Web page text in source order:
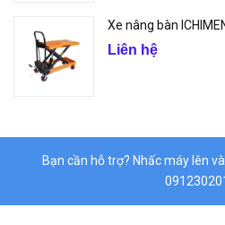
Xe nâng bàn
Liên hệ
Bạn cần hỗ trợ? Nhấc máy lên